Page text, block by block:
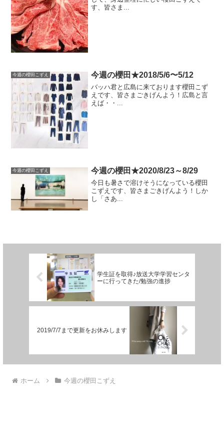
す、皆さま...
今週の櫻田こずえ 今週の櫻田★2018/5/6〜5/12
バッハ君と広島に来ております櫻田こず
えです、皆さまごきげんよう！広島と言
えば・・...
今週の櫻田こずえ 今週の櫻田★2020/8/23～8/29
今日も暑さで溶けそうになっている櫻田
こずえです、皆さまごきげんよう！しか
し「さあ...
学生証を取得♪放送大学学習センタ
ーに行ってきた/勉強の進捗
2019/7/7まで更新をお休みします
ホーム 今週の櫻田こずえ